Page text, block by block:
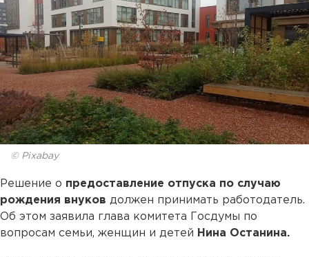
© Pixabay
Решение о предоставление отпуска по случаю
рождения внуков должен принимать работодатель.
Об этом заявила глава комитета Госдумы по
вопросам семьи, женщин и детей Нина Останина.